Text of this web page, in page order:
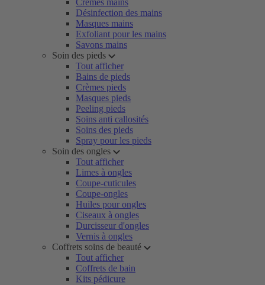
Crèmes mains
Désinfection des mains
Masques mains
Exfoliant pour les mains
Savons mains
Soin des pieds
Tout afficher
Bains de pieds
Crèmes pieds
Masques pieds
Peeling pieds
Soins anti callosités
Soins des pieds
Spray pour les pieds
Soin des ongles
Tout afficher
Limes à ongles
Coupe-cuticules
Coupe-ongles
Huiles pour ongles
Ciseaux à ongles
Durcisseur d'ongles
Vernis à ongles
Coffrets soins de beauté
Tout afficher
Coffrets de bain
Kits pédicure